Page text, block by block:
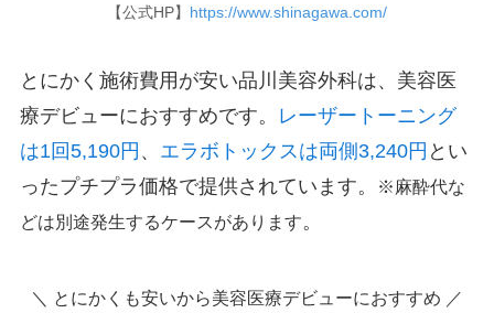
【公式HP】 https://www.shinagawa.com/
とにかく施術費用が安い品川美容外科は、美容医
療デビューにおすすめです。
レーザートーニング
は1回5,190円 、 エラボトックスは両側3,240円 とい
ったプチプラ価格で提供されています。
※麻酔代な
どは別途発生するケースがあります。
＼ とにかくも安いから美容医療デビューにおすすめ ／